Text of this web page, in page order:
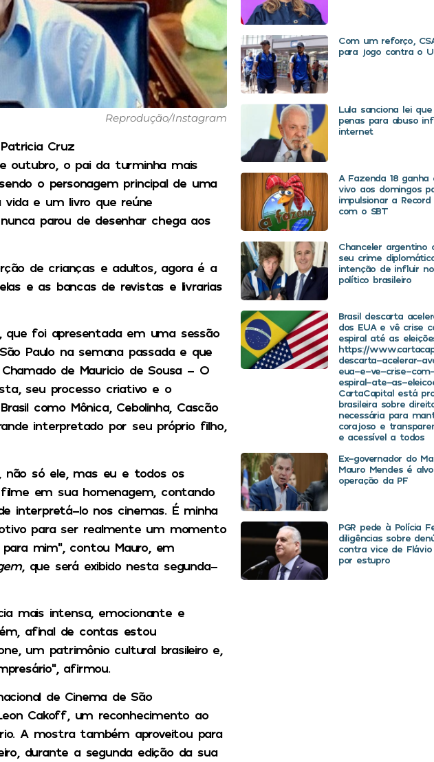
Reprodução/Instagram
Cruz
outubro, o pai da turminha mais
o personagem principal de uma
e um livro que reúne
parou de desenhar chega aos
de crianças e adultos, agora é a
e as bancas de revistas e livrarias
que foi apresentada em uma sessão
Paulo na semana passada e que
de Mauricio de Sousa – O
seu processo criativo e o
como Mônica, Cebolinha, Cascão
interpretado por seu próprio filho,
não só ele, mas eu e todos os
em sua homenagem, contando
interpretá-lo nos cinemas. É minha
para ser realmente um momento
mim”, contou Mauro, em
, que será exibido nesta segunda-
mais intensa, emocionante e
afinal de contas estou
um patrimônio cultural brasileiro e,
afirmou.
de Cinema de São
Cakoff, um reconhecimento ao
A mostra também aproveitou para
durante a segunda edição da sua
Com um reforço,
para jogo contra o
Lula sanciona lei
penas para abuso
internet
A Fazenda 18 ganha
vivo aos domingos
impulsionar a
com o SBT
Chanceler argentino
seu crime
intenção de influir
político brasileiro
Brasil descarta
dos EUA e vê crise
espiral até as
https://
descarta-acelerar-
eua-e-ve-crise-
espiral-ate-as-
CartaCapital está
brasileira sobre
necessária para
corajoso e
e acessível a todos
Ex-governador do
Mauro Mendes é
operação da PF
PGR pede à Polícia
diligências sobre
contra vice de Flávio
por estupro